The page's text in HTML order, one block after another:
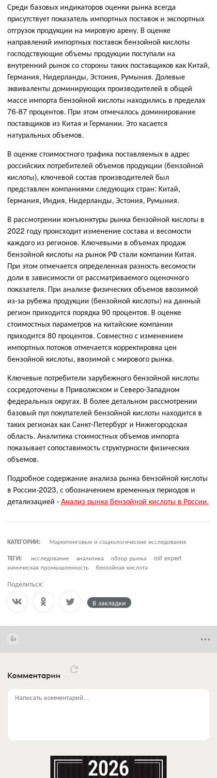
Среди базовых индикаторов оценки рынка всегда
присутствует показатель импортных поставок и экспортных
отгрузок продукции на мировую арену. В оценке
направлений импортных поставок бензойной кислоты
господствующие объемы продукции поступали на
внутренний рынок со стороны таких поставщиков как Китай,
Германия, Нидерланды, Эстония, Румыния. Долевые
эквиваленты доминирующих производителей в общей
массе импорта бензойной кислоты находились в пределах
76-87 процентов. При этом отмечалось доминирование
поставщиков из Китая и Германии. Это касается
натуральных объемов.
В оценке стоимостного трафика поставляемых в адрес
российских потребителей объемов продукции (бензойной
кислоты), ключевой состав производителей был
представлен компаниями следующих стран: Китай,
Германия, Индия, Нидерланды, Эстония, Румыния.
В рассмотрении конъюнктуры рынка бензойной кислоты в
2022 году происходит изменение состава и весомости
каждого из регионов. Ключевыми в объемах продаж
бензойной кислоты на рынок РФ стали компании Китая.
При этом отмечается определенная разность весомости
доли в зависимости от рассматриваемого оценочного
показателя. При анализе физических объемов ввозимой
из-за рубежа продукции (бензойной кислоты) на данный
регион приходится порядка 90 процентов. В оценке
стоимостных параметров на китайские компании
приходится 80 процентов. Совместно с изменением
импортных потоков отмечается корректировка цен
бензойной кислоты, ввозимой с мирового рынка.
Ключевые потребители зарубежного бензойной кислоты
сосредоточены в Приволжском и Северо-Западном
федеральных округах. В более детальном рассмотрении
базовый пул покупателей бензойной кислоты находится в
таких регионах как Санкт-Петербург и Нижегородская
область. Аналитика стоимостных объемов импорта
показывает сопоставимость структурности физических
объемов.
Подробное содержание анализа рынка бензойной кислоты
в России-2023, с обозначением временных периодов и
детализацией -Анализ рынка бензойной кислоты в России.
КАТЕГОРИИ:
Маркетинговые и социологические исследования
ТЕГИ:
исследование аналитика обзор рынка
roif expert
химическая промышленность
бензойная кислота
Поделиться:
В закладки
Комментарии
Написать комментарий...